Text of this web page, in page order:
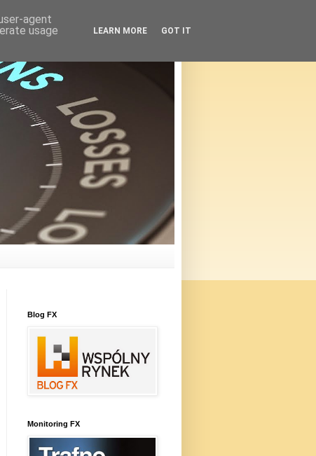
Blog FX
Monitoring FX
agent
usage
LEARN MORE GOT IT